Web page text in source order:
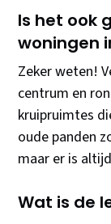
Is het ook
woningen
Zeker weten!
centrum en
kruipruimtes
oude panden
maar er is
Wat is de